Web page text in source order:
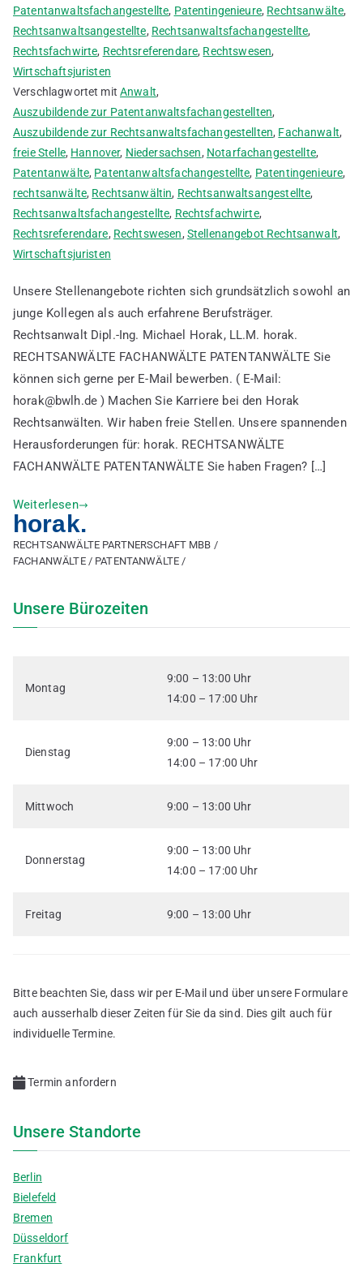
Patentanwaltsfachangestellte, Patentingenieure, Rechtsanwälte,
Rechtsanwaltsangestellte, Rechtsanwaltsfachangestellte,
Rechtsfachwirte, Rechtsreferendare, Rechtswesen,
Wirtschaftsjuristen
Verschlagwortet mitAnwalt,
Auszubildende zur Patentanwaltsfachangestellten,
Auszubildende zur Rechtsanwaltsfachangestellten, Fachanwalt,
freie Stelle, Hannover, Niedersachsen, Notarfachangestellte,
Patentanwälte, Patentanwaltsfachangestellte, Patentingenieure,
rechtsanwälte, Rechtsanwältin, Rechtsanwaltsangestellte,
Rechtsanwaltsfachangestellte, Rechtsfachwirte,
Rechtsreferendare, Rechtswesen, Stellenangebot Rechtsanwalt,
Wirtschaftsjuristen
Unsere Stellenangebote richten sich grundsätzlich sowohl an
junge Kollegen als auch erfahrene Berufsträger.
Rechtsanwalt Dipl.-Ing. Michael Horak, LL.M. horak.
RECHTSANWÄLTE FACHANWÄLTE PATENTANWÄLTE Sie
können sich gerne per E-Mail bewerben. ( E-Mail:
horak@bwlh.de ) Machen Sie Karriere bei den Horak
Rechtsanwälten. Wir haben freie Stellen. Unsere spannenden
Herausforderungen für: horak. RECHTSANWÄLTE
FACHANWÄLTE PATENTANWÄLTE Sie haben Fragen? […]
Weiterlesen
horak.
RECHTSANWÄLTE PARTNERSCHAFT MBB /
FACHANWÄLTE / PATENTANWÄLTE /
Unsere Bürozeiten
Montag
9:00 – 13:00 Uhr
14:00 – 17:00 Uhr
Dienstag
9:00 – 13:00 Uhr
14:00 – 17:00 Uhr
Mittwoch 9:00 – 13:00 Uhr
Donnerstag
9:00 – 13:00 Uhr
14:00 – 17:00 Uhr
Freitag 9:00 – 13:00 Uhr
Bitte beachten Sie, dass wir per E-Mail und über unsere Formulare
auch ausserhalb dieser Zeiten für Sie da sind. Dies gilt auch für
individuelle Termine.
Termin anfordern
Unsere Standorte
Berlin
Bielefeld
Bremen
Düsseldorf
Frankfurt